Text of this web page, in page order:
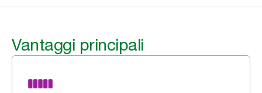
Vantaggi principali